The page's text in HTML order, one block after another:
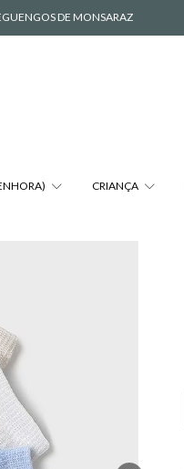
DE MONSARAZ
CRIANÇA